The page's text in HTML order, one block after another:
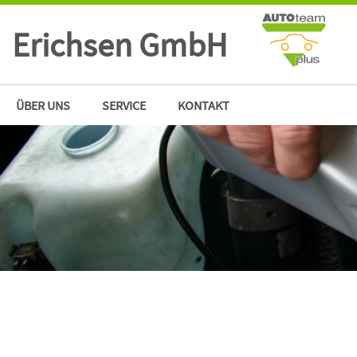
Erichsen GmbH
ÜBER UNS SERVICE KONTAKT